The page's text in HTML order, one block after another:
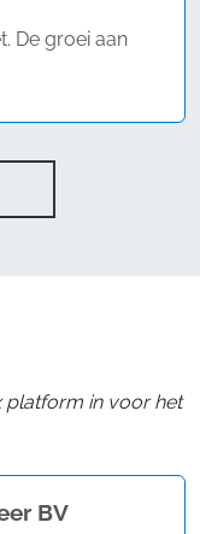
De groei aan
platform in voor het
BV